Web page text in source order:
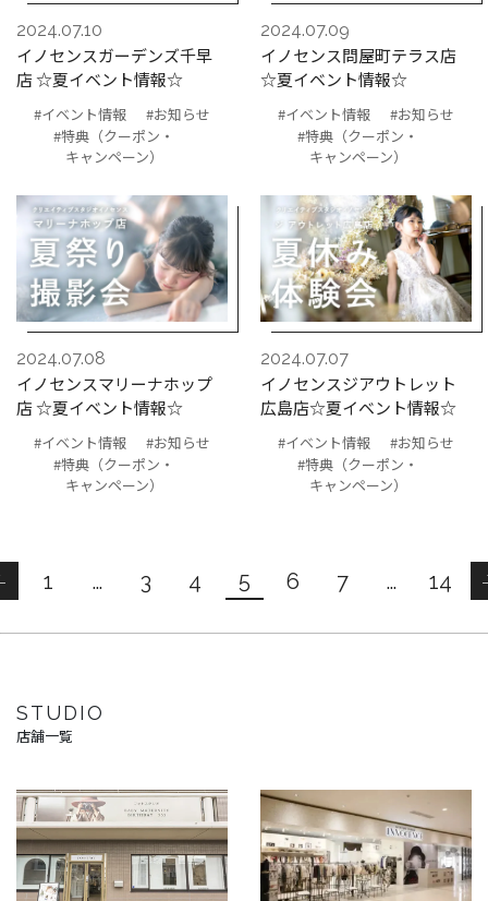
2024.07.10
イノセンスガーデンズ千早
店 ☆夏イベント情報☆
#イベント情報
#お知らせ
#特典（クーポン・
キャンペーン）
2024.07.09
イノセンス問屋町テラス店
☆夏イベント情報☆
#イベント情報
#お知らせ
#特典（クーポン・
キャンペーン）
2024.07.08
イノセンスマリーナホップ
店 ☆夏イベント情報☆
#イベント情報
#お知らせ
#特典（クーポン・
キャンペーン）
2024.07.07
イノセンスジアウトレット
広島店☆夏イベント情報☆
#イベント情報
#お知らせ
#特典（クーポン・
キャンペーン）
1 … 3 4 5 6 7 … 14
STUDIO
店舗一覧